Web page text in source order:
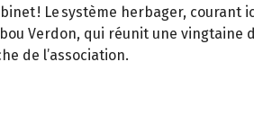
! Le système herbager, courant
Verdon, qui réunit une vingtaine
de l’association.